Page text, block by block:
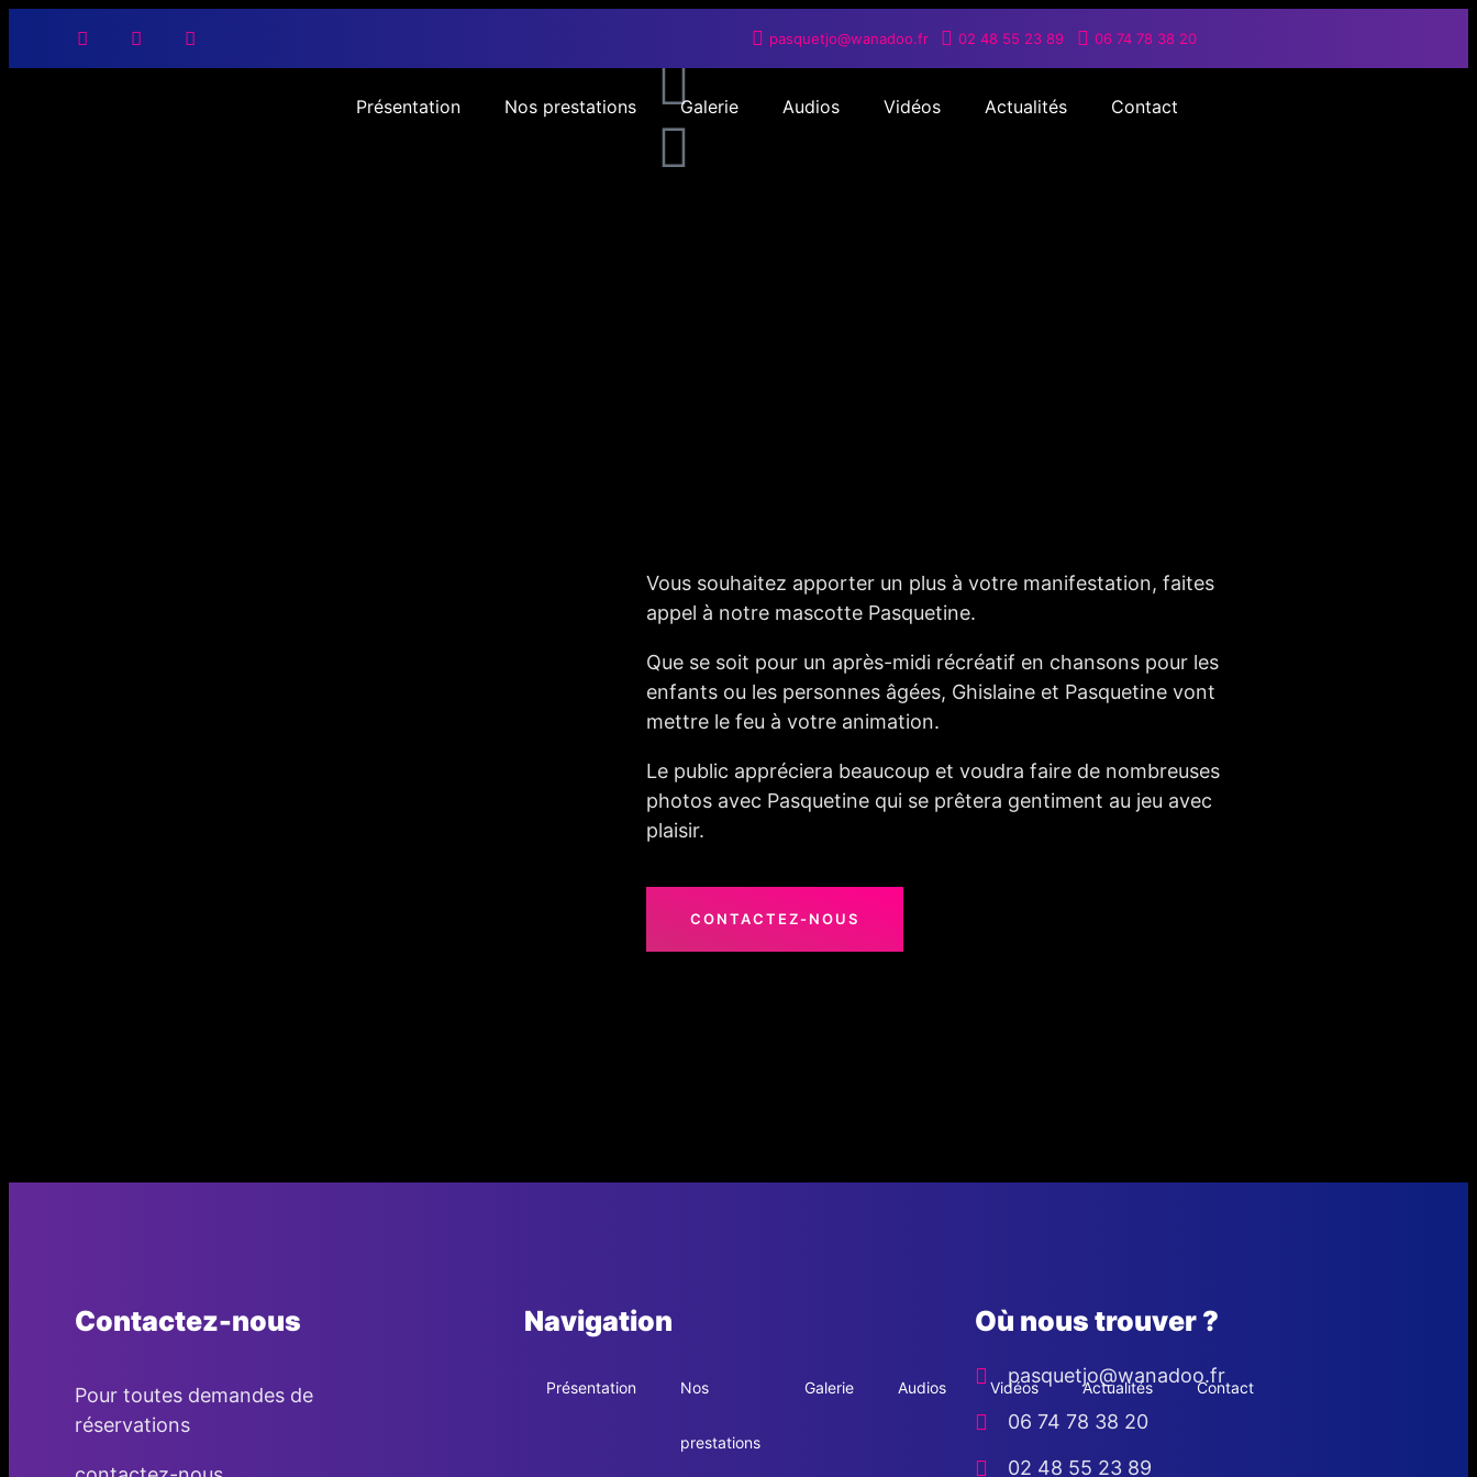
pasquetjo@wanadoo.fr 02 48 55 23 89 06 74 78 38 20
Présentation Nos prestations Galerie Audios Vidéos Actualités Contact
Vous souhaitez apporter un plus à votre manifestation, faites
appel à notre mascotte Pasquetine.
Que se soit pour un après-midi récréatif en chansons pour les
enfants ou les personnes âgées, Ghislaine et Pasquetine vont
mettre le feu à votre animation.
Le public appréciera beaucoup et voudra faire de nombreuses
photos avec Pasquetine qui se prêtera gentiment au jeu avec
plaisir.
CONTACTEZ-NOUS
Contactez-nous
Pour toutes demandes de
réservations
Navigation
Présentation Nos
prestations
Galerie Audios Vidéos Actualités Contact
Où nous trouver ?
pasquetjo@wanadoo.fr
06 74 78 38 20
02 48 55 23 89